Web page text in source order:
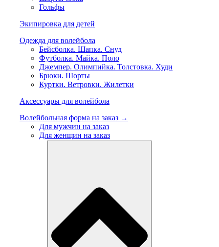
Гольфы
Экипировка для детей
Одежда для волейбола
Бейсболка. Шапка. Снуд
Футболка. Майка. Поло
Джемпер. Олимпийка. Толстовка. Худи
Брюки. Шорты
Куртки. Ветровки. Жилетки
Аксессуары для волейбола
Волейбольная форма на заказ →
Для мужчин на заказ
Для женщин на заказ